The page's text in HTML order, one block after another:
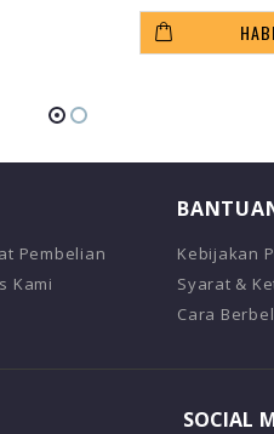
Pembelian
Kami
Kebijakan
Syarat &
Cara
SOCIAL